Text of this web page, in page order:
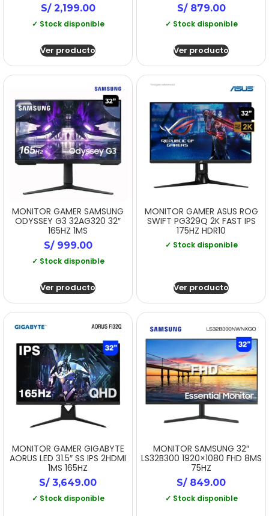
S/2,199.00
✓ Stock disponible
Ver producto
S/879.00
✓ Stock disponible
Ver producto
MONITOR GAMER SAMSUNG
ODYSSEY G3 32AG320 32″
165HZ 1MS
S/999.00
✓ Stock disponible
Ver producto
MONITOR GAMER ASUS ROG
SWIFT PG329Q 2K FAST IPS
175HZ HDR10
✓ Stock disponible
Ver producto
MONITOR GAMER GIGABYTE
AORUS LED 31.5″ SS IPS 2HDMI
1MS 165HZ
S/3,649.00
✓ Stock disponible
MONITOR SAMSUNG 32″
LS32B300 1920×1080 FHD 8MS
75HZ
S/849.00
✓ Stock disponible